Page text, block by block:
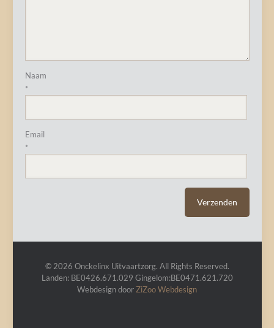
Naam
*
Email
*
© 2026 Onckelinx Uitvaartzorg. All Rights Reserved.
Landen: BE0426.671.029 Gingelom:BE0471.621.720
Webdesign door ZiZooWebdesign